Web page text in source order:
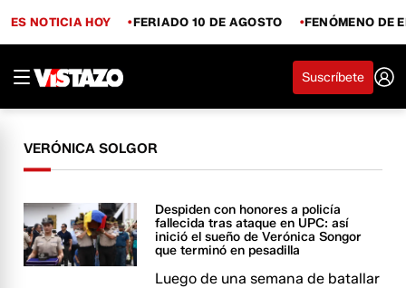
ES NOTICIA HOY FERIADO 10 DE AGOSTO FENÓMENO DE
Suscríbete
VERÓNICA SOLGOR
Despiden con honores a policía
fallecida tras ataque en UPC: así
inició el sueño de Verónica Songor
que terminó en pesadilla
Luego de una semana de batallar